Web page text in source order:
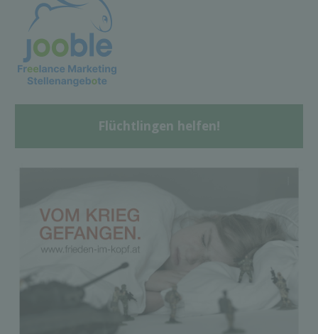
Flüchtlingen helfen!